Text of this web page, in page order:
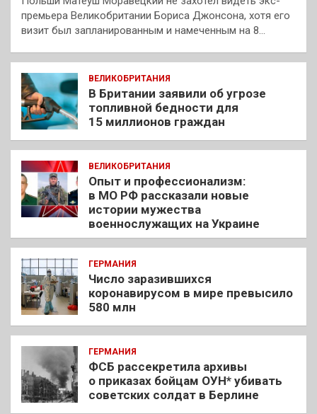
премьера Великобритании Бориса Джонсона, хотя его
визит был запланированным и намеченным на 8…
ВЕЛИКОБРИТАНИЯ
В Британии заявили об угрозе
топливной бедности для
15 миллионов граждан
ВЕЛИКОБРИТАНИЯ
Опыт и профессионализм:
в МО РФ рассказали новые
истории мужества
военнослужащих на Украине
ГЕРМАНИЯ
Число заразившихся
коронавирусом в мире превысило
580 млн
ГЕРМАНИЯ
ФСБ рассекретила архивы
о приказах бойцам ОУН* убивать
советских солдат в Берлине